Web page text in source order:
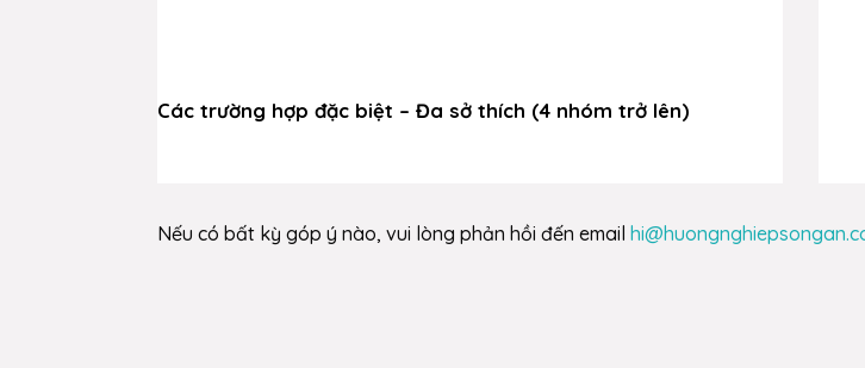
Các trường hợp đặc biệt – Đa sở thích (4 nhóm trở lên)
Nếu có bất kỳ góp ý nào, vui lòng phản hồi đến email